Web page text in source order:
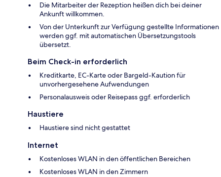
Die Mitarbeiter der Rezeption heißen dich bei deiner
Ankunft willkommen.
Von der Unterkunft zur Verfügung gestellte Informationen
werden ggf. mit automatischen Übersetzungstools
übersetzt.
Beim Check-in erforderlich
Kreditkarte, EC-Karte oder Bargeld-Kaution für
unvorhergesehene Aufwendungen
Personalausweis oder Reisepass ggf. erforderlich
Haustiere
Haustiere sind nicht gestattet
Internet
Kostenloses WLAN in den öffentlichen Bereichen
Kostenloses WLAN in den Zimmern